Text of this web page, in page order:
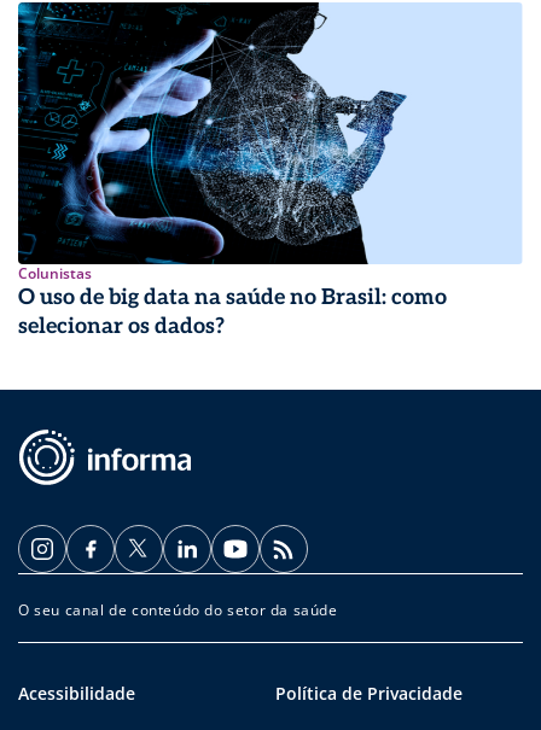
Colunistas
O uso de big data na saúde no Brasil: como
selecionar os dados?
O seu canal de conteúdo do setor da saúde
Acessibilidade
Política de Privacidade